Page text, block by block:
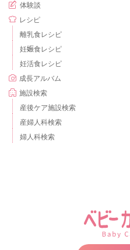
体験談
レシピ
離乳食レシピ
妊娠食レシピ
妊活食レシピ
成長アルバム
施設検索
産後ケア施設検索
産婦人科検索
婦人科検索